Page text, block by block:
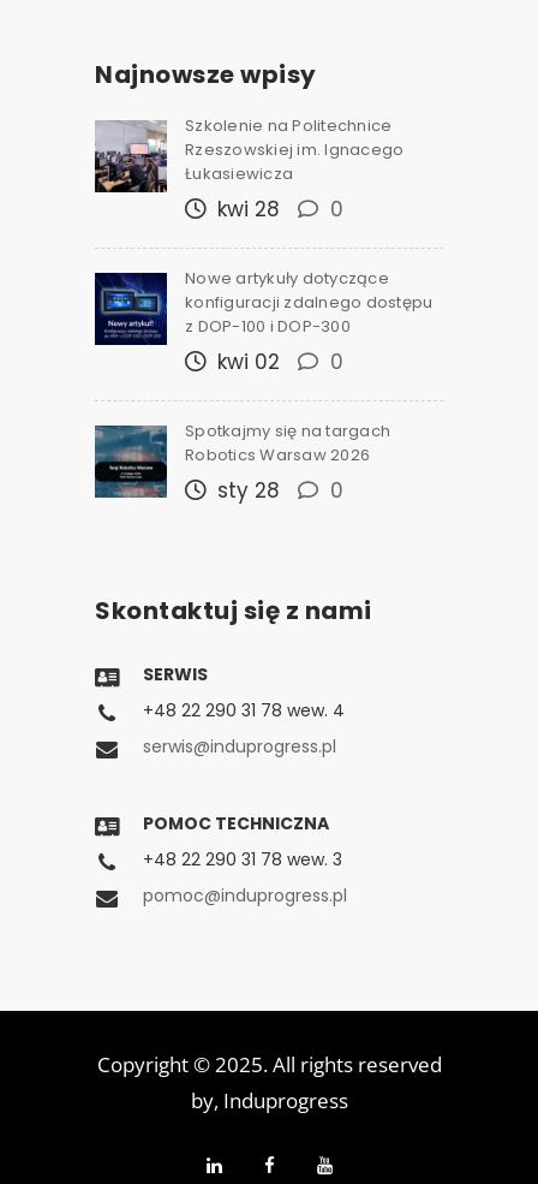
Najnowsze wpisy
Szkolenie na Politechnice
Rzeszowskiej im. Ignacego
Łukasiewicza
kwi 28 0
Nowe artykuły dotyczące
konfiguracji zdalnego dostępu
z DOP-100 i DOP-300
kwi 02 0
Spotkajmy się na targach
Robotics Warsaw 2026
sty 28 0
Skontaktuj się z nami
SERWIS
+48 22 290 31 78 wew. 4
serwis@induprogress.pl
POMOC TECHNICZNA
+48 22 290 31 78 wew. 3
pomoc@induprogress.pl
Copyright © 2025. All rights reserved
by, Induprogress